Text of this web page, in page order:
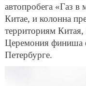
автопробега «Газ в
Китае, и колонна
территориям Китая,
Церемония финиша
Петербурге.